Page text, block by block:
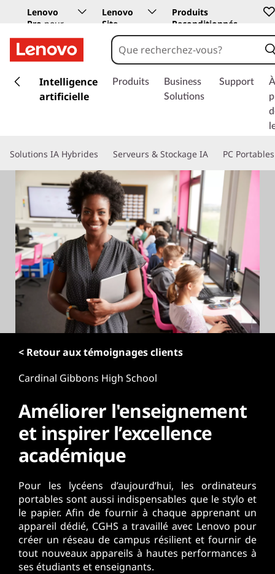
Lenovo
Pro pour
les
entreprises
Lenovo
Site
Education
Produits
Reconditionnés
a
a
n
u
p
Intelligence
artificielle
Produits
Business
Solutions
Support
À
Solutions IA Hybrides Serveurs & Stockage IA PC
< Retour aux témoignages clients
Cardinal Gibbons High School
Améliorer l'enseignement
et inspirer l’excellence
académique
Pour les lycéens d’aujourd’hui, les ordinateurs
portables sont aussi indispensables que le stylo et
le papier. Afin de fournir à chaque apprenant un
appareil dédié, CGHS a travaillé avec Lenovo pour
créer un réseau de campus résilient et fournir de
tout nouveaux appareils à hautes performances à
ses étudiants et enseignants.